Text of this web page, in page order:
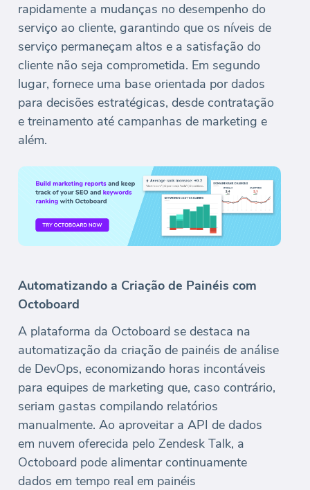
rapidamente a mudanças no desempenho do
serviço ao cliente, garantindo que os níveis de
serviço permaneçam altos e a satisfação do
cliente não seja comprometida. Em segundo
lugar, fornece uma base orientada por dados
para decisões estratégicas, desde contratação
e treinamento até campanhas de marketing e
além.
Automatizando a Criação de Painéis com
Octoboard
A plataforma da Octoboard se destaca na
automatização da criação de painéis de análise
de DevOps, economizando horas incontáveis
para equipes de marketing que, caso contrário,
seriam gastas compilando relatórios
manualmente. Ao aproveitar a API de dados
em nuvem oferecida pelo Zendesk Talk, a
Octoboard pode alimentar continuamente
dados em tempo real em painéis